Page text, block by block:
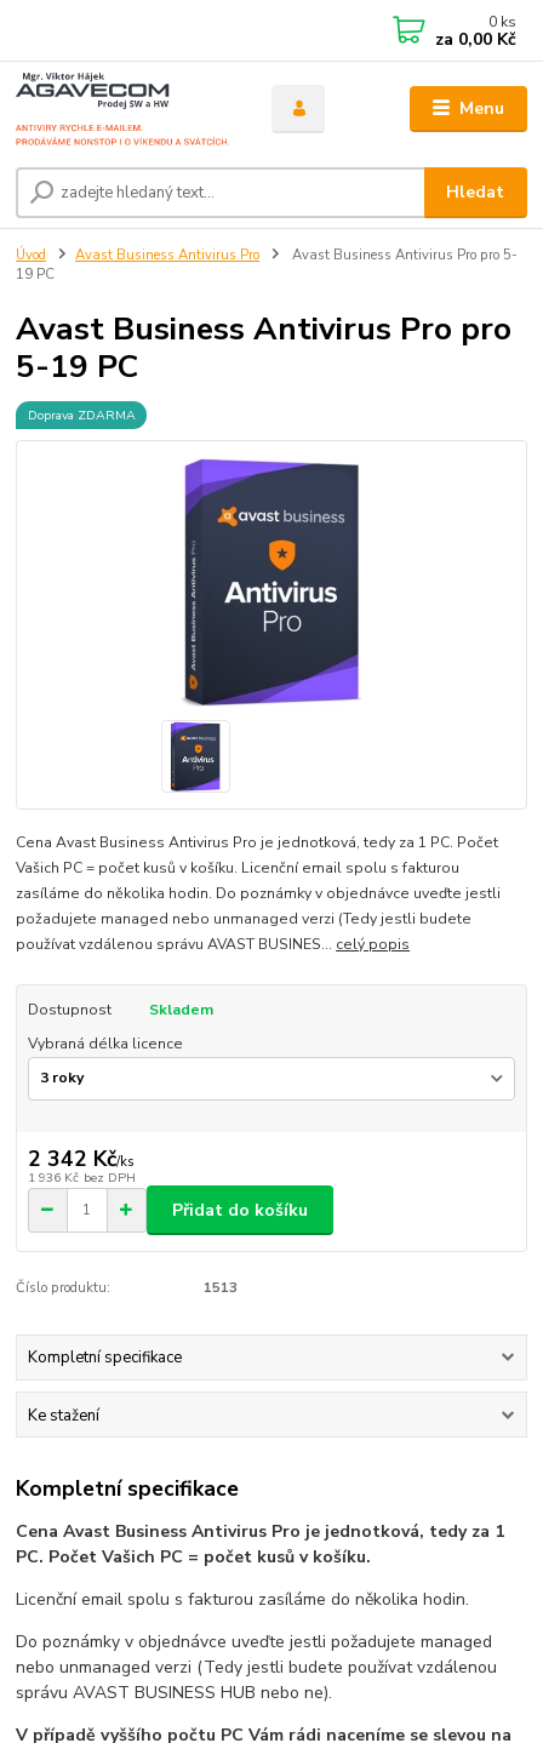
Menu
Hledat
0 ks
za 0,00 Kč
Úvod Avast Business Antivirus Pro
Avast Business Antivirus Pro pro 5-
19 PC
Avast Business Antivirus Pro pro
5-19 PC
Doprava ZDARMA
Cena Avast Business Antivirus Pro je jednotková, tedy za 1 PC. Počet
Vašich PC = počet kusů v košíku. Licenční email spolu s fakturou
zasíláme do několika hodin. Do poznámky v objednávce uveďte jestli
požadujete managed nebo unmanaged verzi (Tedy jestli budete
používat vzdálenou správu AVAST BUSINES... celý popis
Dostupnost
Skladem
Vybraná délka licence
2 342 Kč/ks
1 936 Kč bez DPH
Přidat do košíku
Číslo produktu: 1513
Kompletní specifikace
Ke stažení
Kompletní specifikace
Cena Avast Business Antivirus Pro je jednotková, tedy za 1
PC. Počet Vašich PC = počet kusů v košíku.
Licenční email spolu s fakturou zasíláme do několika hodin.
Do poznámky v objednávce uveďte jestli požadujete managed
nebo unmanaged verzi (Tedy jestli budete používat vzdálenou
správu AVAST BUSINESS HUB nebo ne).
V případě vyššího počtu PC Vám rádi naceníme se slevou na